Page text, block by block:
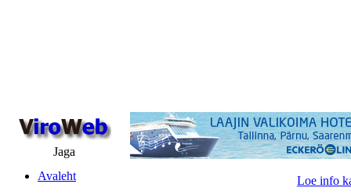
Jaga
Avaleht
Loe info